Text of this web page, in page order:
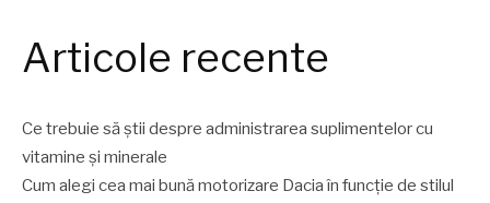
Articole recente
Ce trebuie să știi despre administrarea suplimentelor cu
vitamine și minerale
Cum alegi cea mai bună motorizare Dacia în funcție de stilul